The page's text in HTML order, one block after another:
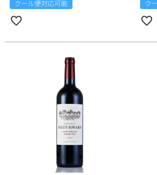
クール便対応可能 ク